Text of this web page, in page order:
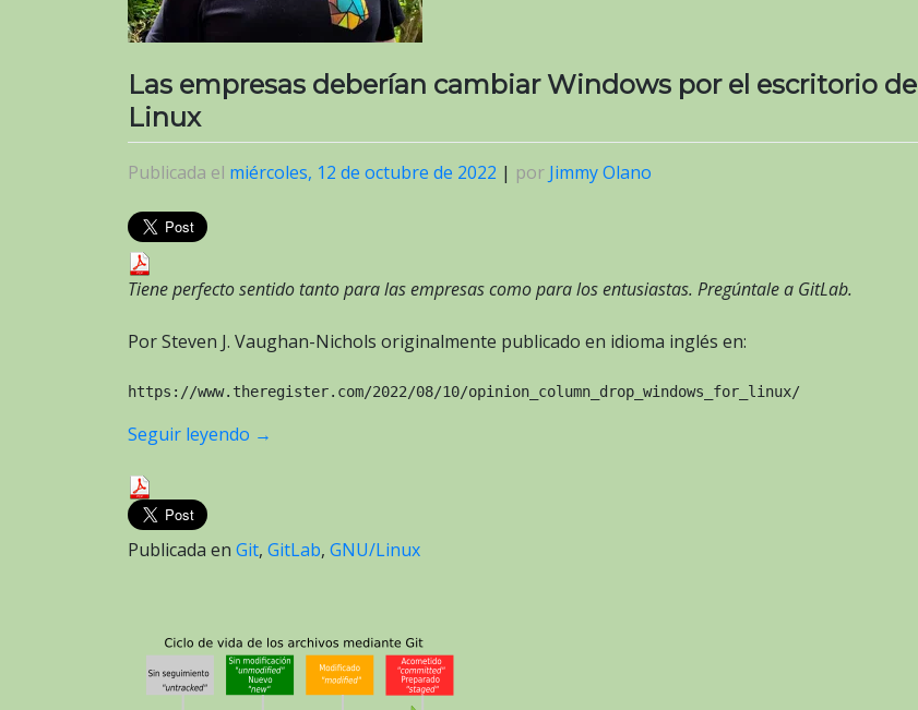
Las empresas deberían cambiar Windows por el escritorio de
Linux
Publicada el miércoles, 12 de octubre de 2022 | por Jimmy Olano
Tiene perfecto sentido tanto para las empresas como para los entusiastas. Pregúntale a GitLab.
Por Steven J. Vaughan-Nichols originalmente publicado en idioma inglés en:
https://www.theregister.com/2022/08/10/opinion_column_drop_windows_for_linux/
Seguir leyendo →
Publicada en Git, GitLab, GNU/Linux